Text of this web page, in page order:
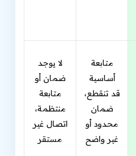
متابعة
أساسية
قد تنقطع،
ضمان
محدود أو
غير واضح
لا يوجد
ضمان أو
متابعة
منتظمة،
اتصال غير
مستقر